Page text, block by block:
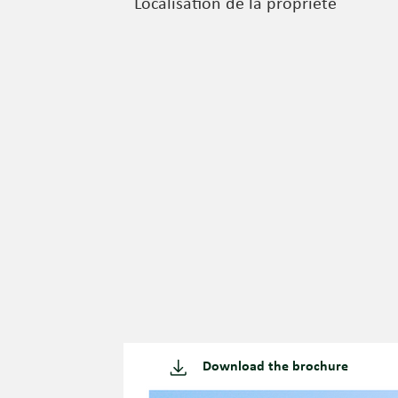
Localisation de la propriété
Download the brochure